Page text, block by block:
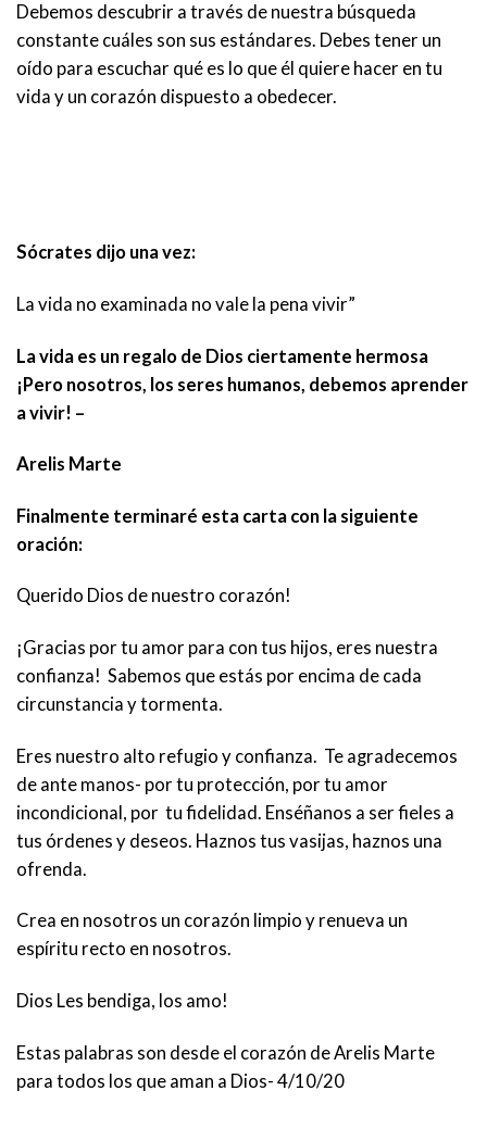
Debemos descubrir a través de nuestra búsqueda
constante cuáles son sus estándares. Debes tener un
oído para escuchar qué es lo que él quiere hacer en tu
vida y un corazón dispuesto a obedecer.
Sócrates dijo una vez:
La vida no examinada no vale la pena vivir”
La vida es un regalo de Dios ciertamente hermosa
¡Pero nosotros, los seres humanos, debemos aprender
a vivir! –
Arelis Marte
Finalmente terminaré esta carta con la siguiente
oración:
Querido Dios de nuestro corazón!
¡Gracias por tu amor para con tus hijos, eres nuestra
confianza! Sabemos que estás por encima de cada
circunstancia y tormenta.
Eres nuestro alto refugio y confianza. Te agradecemos
de ante manos- por tu protección, por tu amor
incondicional, por tu fidelidad. Enséñanos a ser fieles a
tus órdenes y deseos. Haznos tus vasijas, haznos una
ofrenda.
Crea en nosotros un corazón limpio y renueva un
espíritu recto en nosotros.
Dios Les bendiga, los amo!
Estas palabras son desde el corazón de Arelis Marte
para todos los que aman a Dios- 4/10/20